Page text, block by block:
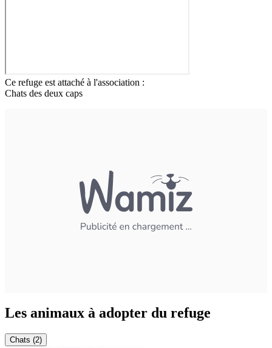
Ce refuge est attaché à l'association :
Chats des deux caps
Les animaux à adopter du refuge
Chats (2)